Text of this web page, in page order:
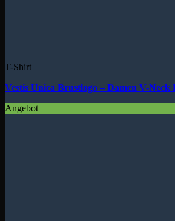
T-Shirt
Vestis Unica Brustlogo – Damen V-
Angebot